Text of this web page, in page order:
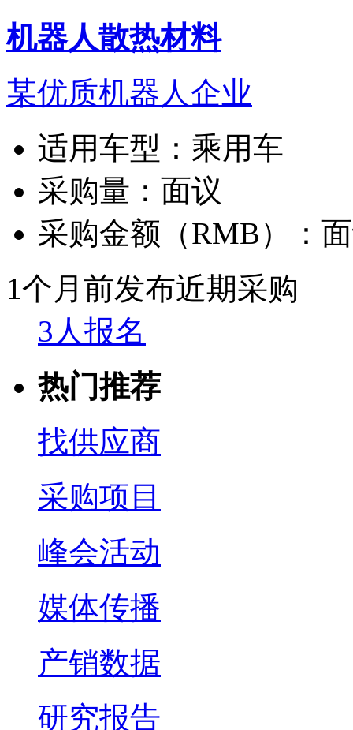
机器人散热材料
某优质机器人企业
适用车型： 乘用车
采购量： 面议
采购金额（RMB）：
1个月前发布近期采购
3人报名
热门推荐
找供应商
采购项目
峰会活动
媒体传播
产销数据
研究报告